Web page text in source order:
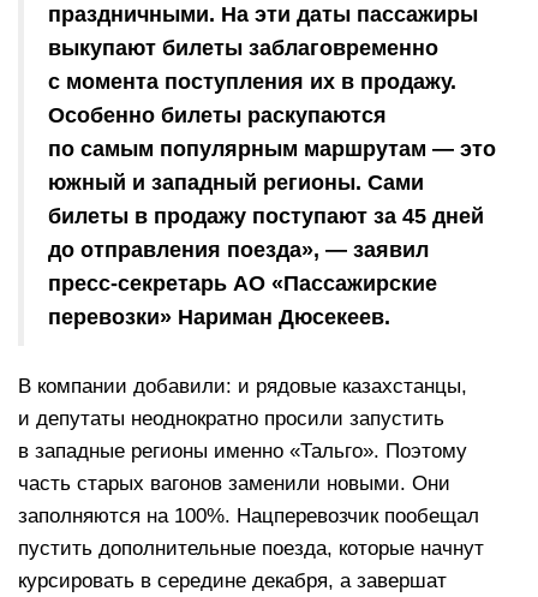
праздничными. На эти даты пассажиры
выкупают билеты заблаговременно
с момента поступления их в продажу.
Особенно билеты раскупаются
по самым популярным маршрутам — это
южный и западный регионы. Сами
билеты в продажу поступают за 45 дней
до отправления поезда», — заявил
пресс-секретарь АО «Пассажирские
перевозки» Нариман Дюсекеев.
В компании добавили: и рядовые казахстанцы,
и депутаты неоднократно просили запустить
в западные регионы именно «Тальго». Поэтому
часть старых вагонов заменили новыми. Они
заполняются на 100%. Нацперевозчик пообещал
пустить дополнительные поезда, которые начнут
курсировать в середине декабря, а завершат